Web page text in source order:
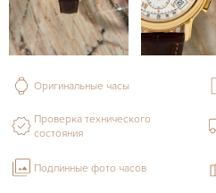
Оригинальные часы
Проверка технического
состояния
Подлинные фото часов